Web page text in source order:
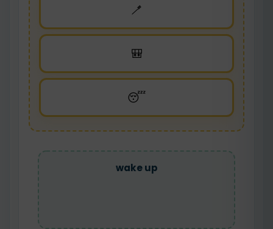
🪥
🎒
😴
wake up